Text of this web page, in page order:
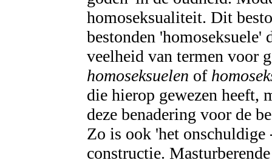
homoseksualiteit. Dit
bestonden 'homoseksuele'
veelheid van termen voor
homoseksuelen of
die hierop gewezen heeft,
deze benadering voor de
Zo is ook 'het onschuldige
constructie.